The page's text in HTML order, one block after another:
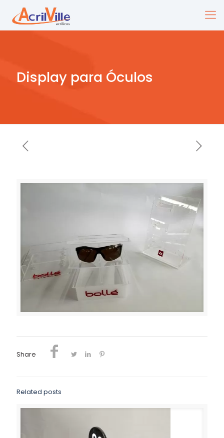
Display para Óculos
Share
Related posts